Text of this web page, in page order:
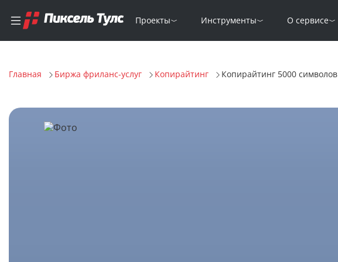
Проекты Инструменты О сервисе
Главная Биржа фриланс-услуг Копирайтинг Копирайтинг 5000 символов